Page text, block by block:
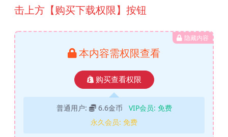
击上方【购买下载权限】按钮
隐藏内容
本内容需权限查看
购买查看权限
普通用户: 6.6金币 VIP会员: 免费
永久会员: 免费